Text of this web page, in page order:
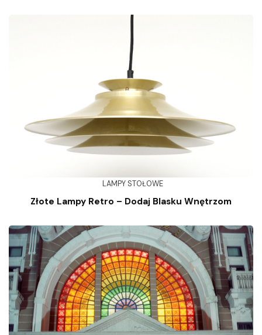
LAMPY STOŁOWE
Złote Lampy Retro – Dodaj Blasku Wnętrzom